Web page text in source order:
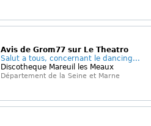
Avis de Grom77 sur Le Theatro
Salut a tous, concernant le dancing...
Discotheque Mareuil les Meaux
Département de la Seine et Marne